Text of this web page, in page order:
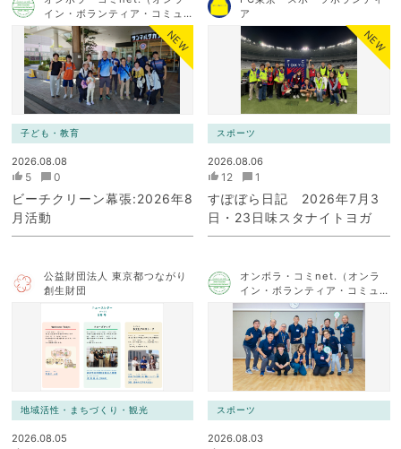
イン・ボランティア・コミュ
ニケーション・ネットワー
ク）
NEW
子ども・教育
2026.08.08
5 0
ビーチクリーン幕張:2026年8
月活動
ア
NEW
スポーツ
2026.08.06
12 1
すぽぼら日記 2026年7月3
日・23日味スタナイトヨガ
公益財団法人 東京都つながり
創生財団
地域活性・まちづくり・観光
2026.08.05
オンボラ・コミnet.（オンラ
イン・ボランティア・コミュ
ニケーション・ネットワー
ク）
スポーツ
2026.08.03